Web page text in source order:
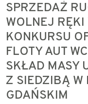
SPRZEDAŻ
WOLNEJ RĘKI
KONKURSU
FLOTY AUT
SKŁAD MASY
Z SIEDZIBĄ W
GDAŃSKIM